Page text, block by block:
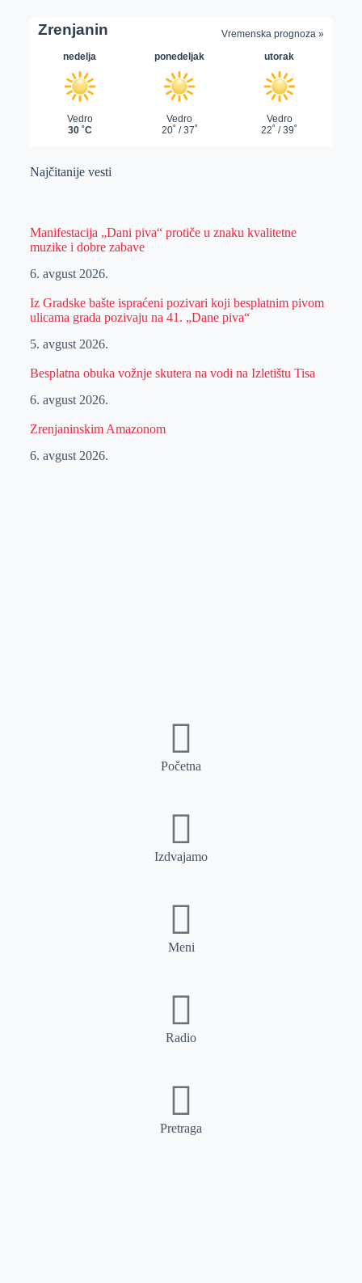
Najčitanije vesti
Manifestacija „Dani piva“ protiče u znaku kvalitetne
muzike i dobre zabave
6. avgust 2026.
Iz Gradske bašte ispraćeni pozivari koji besplatnim pivom
ulicama grada pozivaju na 41. „Dane piva“
5. avgust 2026.
Besplatna obuka vožnje skutera na vodi na Izletištu Tisa
6. avgust 2026.
Zrenjaninskim Amazonom
6. avgust 2026.
Početna
Izdvajamo
Meni
Radio
Pretraga